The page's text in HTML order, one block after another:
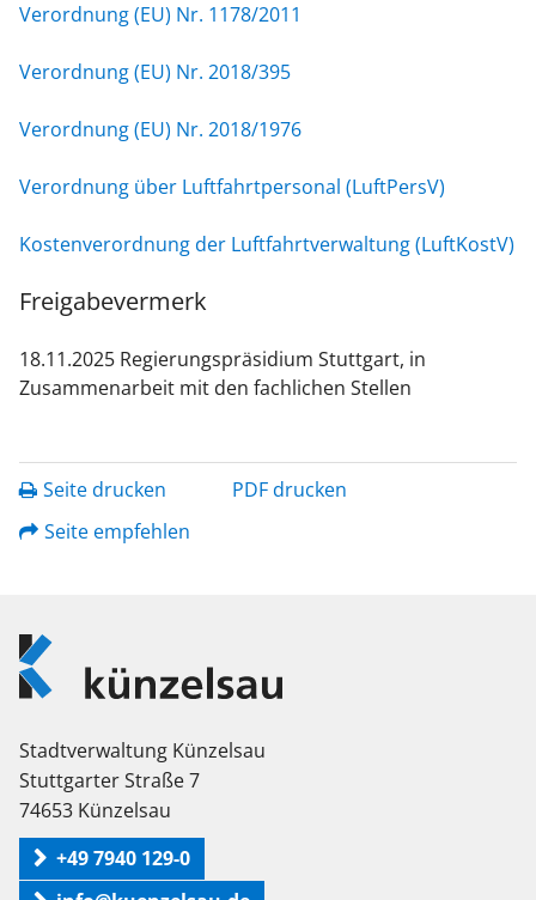
Verordnung (EU) Nr. 1178/2011
Verordnung (EU) Nr. 2018/395
Verordnung (EU) Nr. 2018/1976
Verordnung über Luftfahrtpersonal (LuftPersV)
Kostenverordnung der Luftfahrtverwaltung(LuftKostV)
Freigabevermerk
18.11.2025 Regierungspräsidium Stuttgart, in
Zusammenarbeit mit den fachlichen Stellen
Seite drucken
PDF drucken
Seite empfehlen
Logo
Künzelsau
Stadtverwaltung Künzelsau
Stuttgarter Straße 7
74653 Künzelsau
+49 7940 129-0